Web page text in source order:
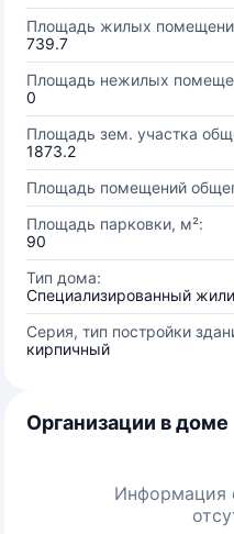
Площадь жилых
739.7
Площадь нежилых
0
Площадь зем. участка
1873.2
Площадь помещений
Площадь парковки, м²:
90
Тип дома:
Специализированный
Серия, тип постройки
кирпичный
Организации в доме
Информация